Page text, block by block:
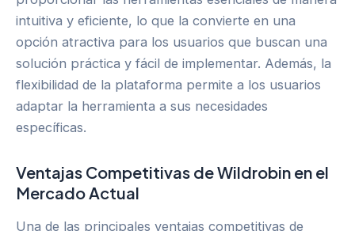
intuitiva y eficiente, lo que la convierte en una
opción atractiva para los usuarios que buscan una
solución práctica y fácil de implementar. Además, la
flexibilidad de la plataforma permite a los usuarios
adaptar la herramienta a sus necesidades
específicas.
Ventajas Competitivas de Wildrobin en el
Mercado Actual
Una de las principales ventajas competitivas de